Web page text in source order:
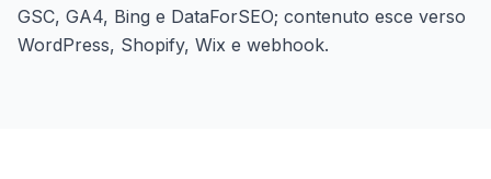
GSC, GA4, Bing e DataForSEO; contenuto esce verso
WordPress, Shopify, Wix e webhook.